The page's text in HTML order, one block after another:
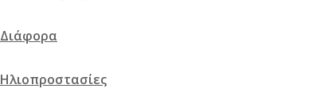
Διάφορα
Ηλιοπροστασίες